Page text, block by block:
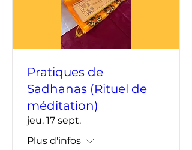
Pratiques de
Sadhanas (Rituel de
méditation)
jeu. 17 sept.
Plus d'infos